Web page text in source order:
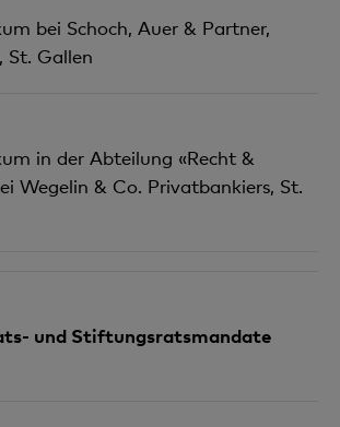
bei Schoch, Auer & Partner,
St. Gallen
in der Abteilung «Recht &
Wegelin & Co. Privatbankiers, St.
und Stiftungsratsmandate